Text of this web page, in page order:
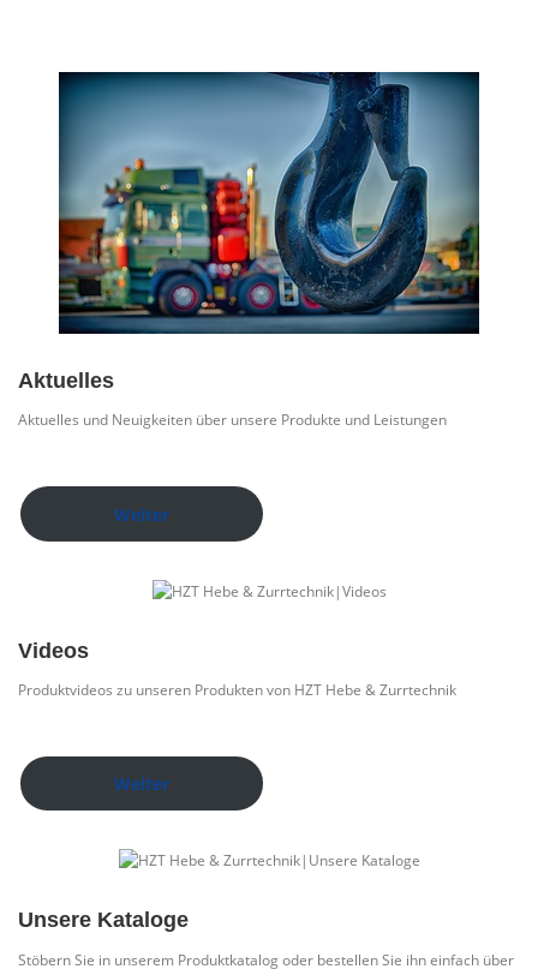
Aktuelles
Aktuelles und Neuigkeiten über unsere Produkte und Leistungen
Weiter
Videos
Produktvideos zu unseren Produkten von HZT Hebe & Zurrtechnik
Weiter
Unsere Kataloge
Stöbern Sie in unserem Produktkatalog oder bestellen Sie ihn einfach über